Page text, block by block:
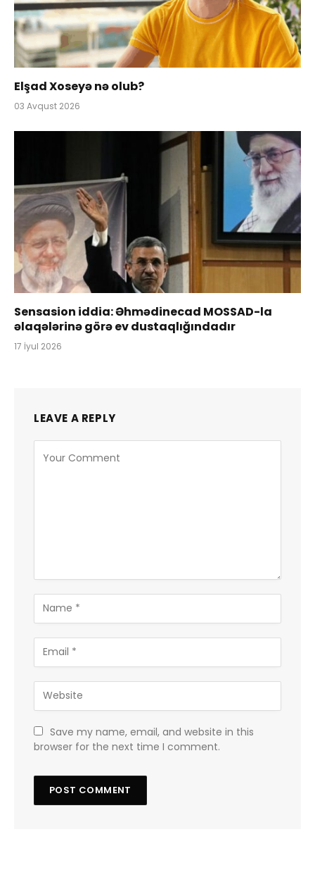
Elşad Xoseyə nə olub?
03 Avqust 2026
Sensasion iddia: Əhmədinecad MOSSAD-la
əlaqələrinə görə ev dustaqlığındadır
17 İyul 2026
LEAVE A REPLY
Save my name, email, and website in this
browser for the next time I comment.